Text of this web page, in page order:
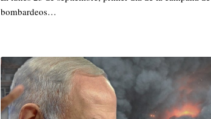
bombardeos…